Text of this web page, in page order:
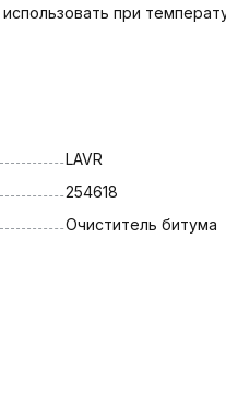
при
LAVR
254618
Очиститель битума